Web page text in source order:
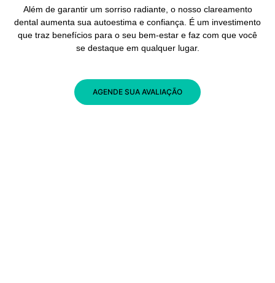
Além de garantir um sorriso radiante, o nosso clareamento
dental aumenta sua autoestima e confiança. É um investimento
que traz benefícios para o seu bem-estar e faz com que você
se destaque em qualquer lugar.
AGENDE SUA AVALIAÇÃO